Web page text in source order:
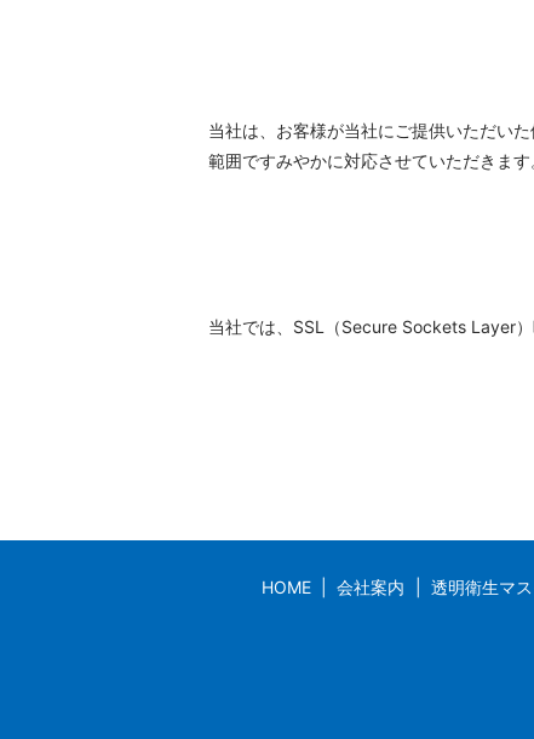
当社は、お客様が当社にご提供いただい
範囲ですみやかに対応させていただきます
当社では、SSL（Secure Sockets Layer
HOME 会社案内 透明衛生マ